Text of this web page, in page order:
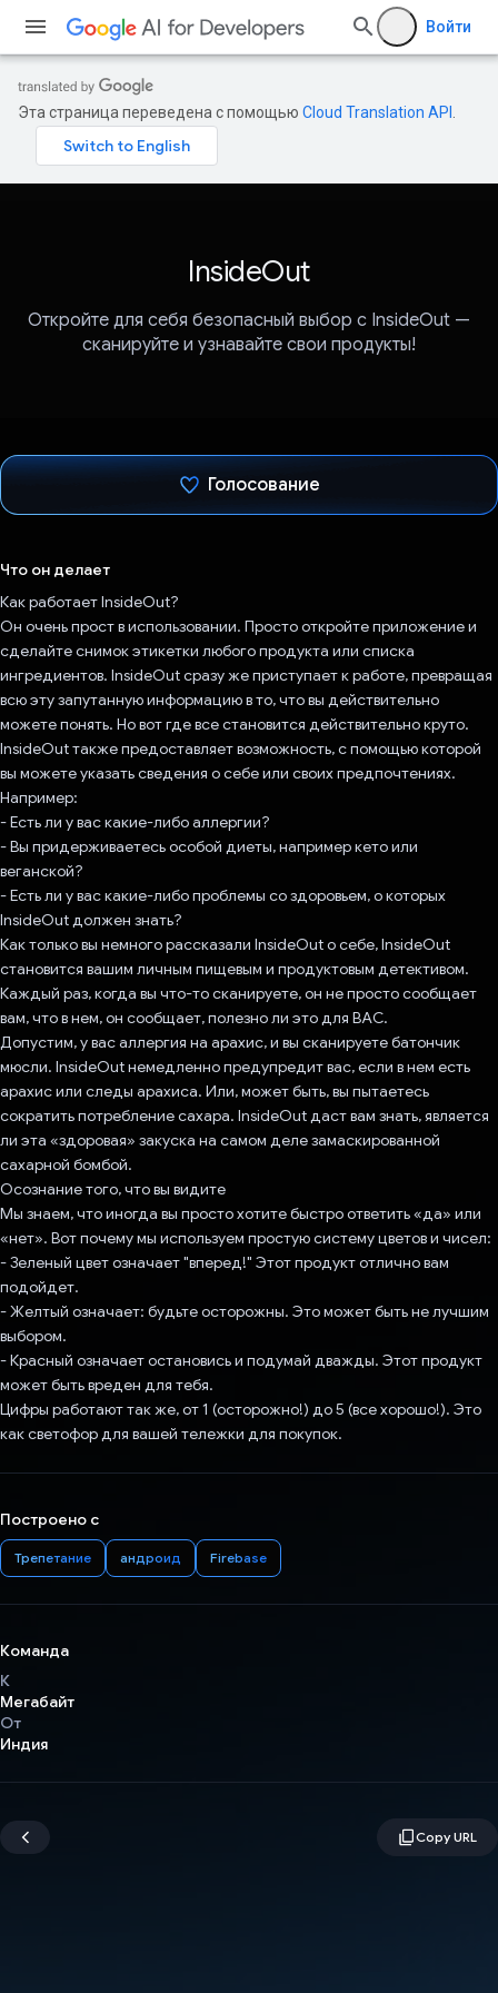
Войти
Эта страница переведена с помощью Cloud Translation API
InsideOut
Откройте для себя безопасный выбор с InsideOut —
сканируйте и узнавайте свои продукты!
Голосование
Что он делает
Как работает InsideOut?
Он очень прост в использовании. Просто откройте приложение и
сделайте снимок этикетки любого продукта или списка
ингредиентов. InsideOut сразу же приступает к работе, превращая
всю эту запутанную информацию в то, что вы действительно
можете понять. Но вот где все становится действительно круто.
InsideOut также предоставляет возможность, с помощью которой
вы можете указать сведения о себе или своих предпочтениях.
Например:
- Есть ли у вас какие-либо аллергии?
- Вы придерживаетесь особой диеты, например кето или
веганской?
- Есть ли у вас какие-либо проблемы со здоровьем, о которых
InsideOut должен знать?
Как только вы немного рассказали InsideOut о себе, InsideOut
становится вашим личным пищевым и продуктовым детективом.
Каждый раз, когда вы что-то сканируете, он не просто сообщает
вам, что в нем, он сообщает, полезно ли это для ВАС.
Допустим, у вас аллергия на арахис, и вы сканируете батончик
мюсли. InsideOut немедленно предупредит вас, если в нем есть
арахис или следы арахиса. Или, может быть, вы пытаетесь
сократить потребление сахара. InsideOut даст вам знать, является
ли эта «здоровая» закуска на самом деле замаскированной
сахарной бомбой.
Осознание того, что вы видите
Мы знаем, что иногда вы просто хотите быстро ответить «да» или
«нет». Вот почему мы используем простую систему цветов и чисел:
- Зеленый цвет означает "вперед!" Этот продукт отлично вам
подойдет.
- Желтый означает: будьте осторожны. Это может быть не лучшим
выбором.
- Красный означает остановись и подумай дважды. Этот продукт
может быть вреден для тебя.
Цифры работают так же, от 1 (осторожно!) до 5 (все хорошо!). Это
как светофор для вашей тележки для покупок.
Построено с
Трепетание андроид Firebase
Команда
К
Мегабайт
От
Индия